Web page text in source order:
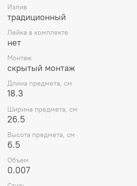
Излив
традиционный
Лейка в комплекте
нет
Монтаж
скрытый монтаж
Длина предмета, см
18.3
Ширина предмета, см
26.5
Высота предмета, см
6.5
Объем
0.007